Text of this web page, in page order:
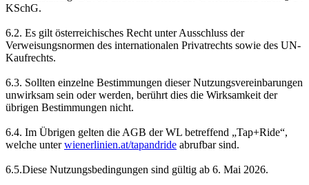
KSchG.
6.2. Es gilt österreichisches Recht unter Ausschluss der
Verweisungsnormen des internationalen Privatrechts sowie des UN-
Kaufrechts.
6.3. Sollten einzelne Bestimmungen dieser Nutzungsvereinbarungen
unwirksam sein oder werden, berührt dies die Wirksamkeit der
übrigen Bestimmungen nicht.
6.4. Im Übrigen gelten die AGB der WL betreffend „Tap+Ride“,
welche unterwienerlinien.at/tapandride abrufbar sind.
6.5.Diese Nutzungsbedingungen sind gültig ab 6. Mai 2026.